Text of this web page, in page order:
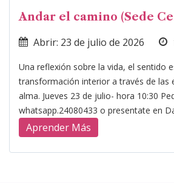
Andar el camino (Sede
Abrir: 23 de julio de 2026
Una reflexión sobre la vida, el sentido
transformación interior a través de las
alma. Jueves 23 de julio- hora 10:30
whatsapp.24080433 o presentate en
Aprender Más